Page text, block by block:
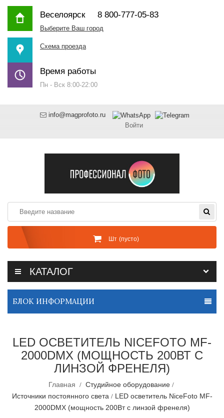
Веселоярск8 800-777-05-83
Выберите Ваш город
Схема проезда
Время работы
Пн - Вск 8:00-22:00
info@magprofoto.ru
Войти
Шт (пусто)
КАТАЛОГ
БЛОК ИНФОРМАЦИИ
LED ОСВЕТИТЕЛЬ NICEFOTO MF-
2000DMX (МОЩНОСТЬ 200ВТ С
ЛИНЗОЙ ФРЕНЕЛЯ)
Главная
Студийное оборудование
Источники постоянного света
LED осветитель NiceFoto MF-
2000DMX (мощность 200Вт с линзой френеля)